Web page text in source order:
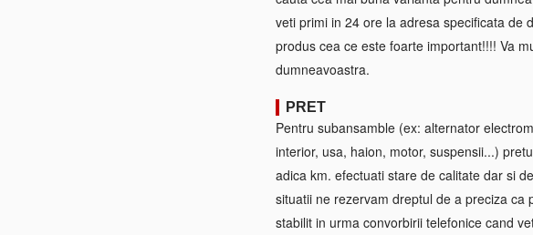
veti primi in 24 ore la adresa specificata de
produs cea ce este foarte important!!!! Va
dumneavoastra.
PRET
Pentru subansamble (ex: alternator
interior, usa, haion, motor, suspensii...)
adica km. efectuati stare de calitate dar si
situatii ne rezervam dreptul de a preciza
stabilit in urma convorbirii telefonice cand